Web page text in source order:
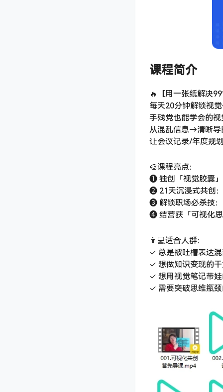
课程简介
🔥【用一张纸解决
每天20分钟解锁视
手残党也能学会的
从混乱信息→清晰
让会议记录/年度规
🎨课程亮点：
❶ 独创「视觉胶囊
❷ 21天沉浸式共创
❸ 解锁职场必杀技
❹ 结营获「可视化
👩💻适合人群：
✓ 总是被吐槽表达
✓ 想做知识变现的
✓ 想用视觉笔记带
✓ 需要突破思维瓶